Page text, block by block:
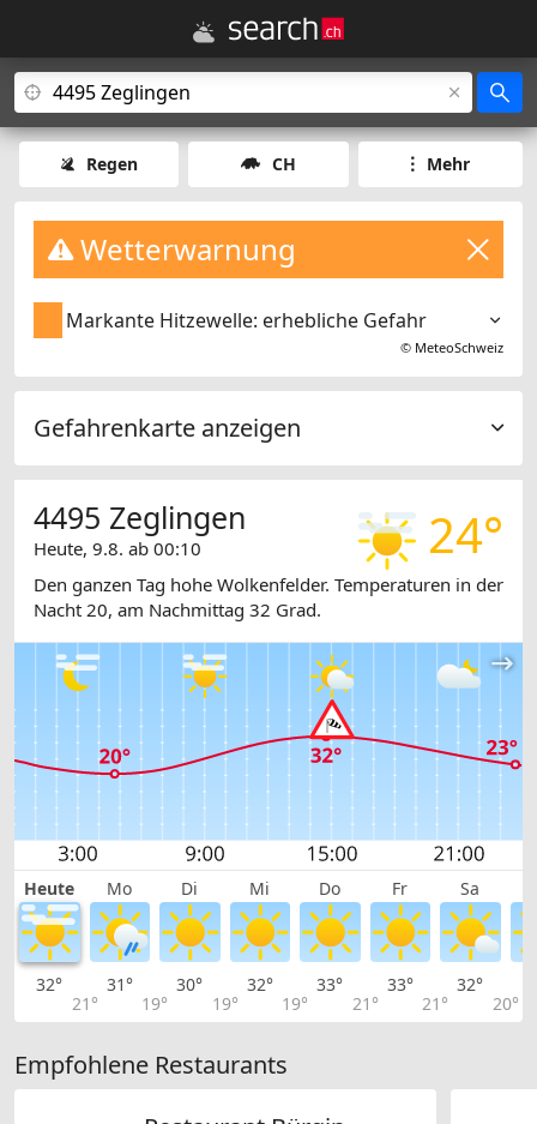
Regen CH Mehr
Wetterwarnung
Markante Hitzewelle: erhebliche Gefahr
© MeteoSchweiz
Gefahrenkarte anzeigen
24°
4495 Zeglingen
Heute, 9.8. ab 00:10
Den ganzen Tag hohe Wolkenfelder. Temperaturen in der
Nacht 20, am Nachmittag 32 Grad.
Heute Mo Di Mi Do Fr Sa
32°
21°
31°
19°
30°
19°
32°
19°
33°
21°
33°
21°
32°
20°
Empfohlene Restaurants